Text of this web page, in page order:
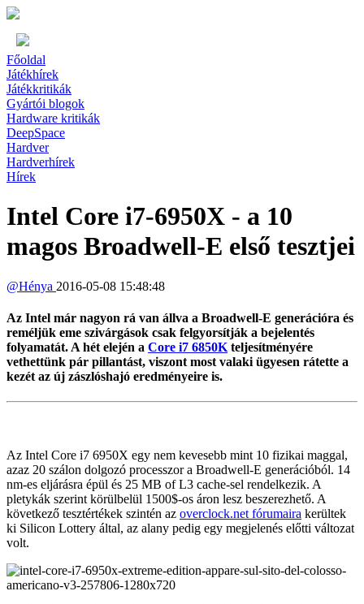
Főoldal
Játékhírek
Játékkritikák
Gyártói blogok
Hardware kritikák
DeepSpace
Hardver
Hardverhírek
Hírek
Intel Core i7-6950X - a 10
magos Broadwell-E első tesztjei
@Hénya 2016-05-08 15:48:48
Az Intel már nagyon rá van állva a Broadwell-E generációra és
reméljük eme szivárgások csak felgyorsítják a bejelentés
folyamatát. A hét elején a Core i7 6850K teljesítményére
vethettünk pár pillantást, viszont most valaki ügyesen rátette a
kezét az új zászlóshajó eredményeire is.
Az Intel Core i7 6950X egy nem kevesebb mint 10 fizikai maggal,
azaz 20 szálon dolgozó processzor a Broadwell-E generációból. 14
nm-es eljárásra épül és 25 MB of L3 cache-sel rendelkezik. A
pletykák szerint körülbelül 1500$-os áron lesz beszerezhető. A
következő tesztértékek szintén az overclock.net fórumaira kerültek
ki Silicon Lottery által, az alany pedig egy megjelenés előtti változat
volt.